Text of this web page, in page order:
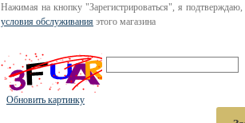
Нажимая на кнопку "Зарегистрироваться", я
условия обслуживания этого магазина
Обновить картинку